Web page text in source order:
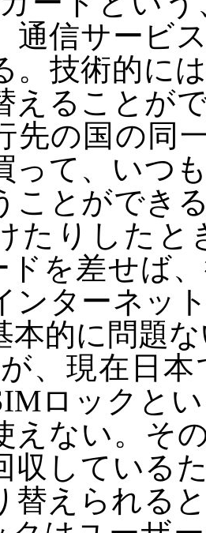
通信サービ
。技術的に
えることが
先の国の同
って、いつ
ことができ
たりしたと
ドを差せば
ンターネッ
本的に問題
、現在日
ロックと
えない。そ
収している
替えられる